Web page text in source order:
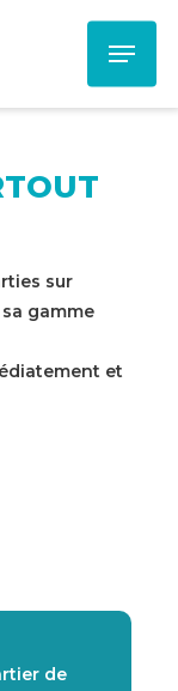
Menu
sur
gamme
et
de